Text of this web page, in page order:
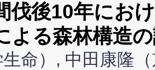
伐後10年にお
よる森林構造
命）, 中田康隆